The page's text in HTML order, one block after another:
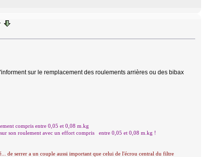
sur le remplacement des roulements arrières ou des bibax
compris entre 0,05 et 0,08 m.kg
son roulement avec un effort compris entre 0,05 et 0,08 m.kg !
de serrer a un couple aussi important que celui de l'écrou central du filtre